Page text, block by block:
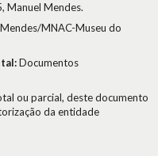
Manuel Mendes.
MNAC-Museu do
Documentos
ou parcial, deste documento
da entidade